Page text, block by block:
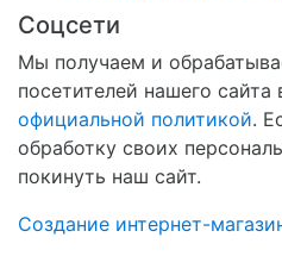
Соцсети
Мы получаем и
посетителей нашего сайта
официальной политикой.
обработку своих
покинуть наш сайт.
Создание интернет-